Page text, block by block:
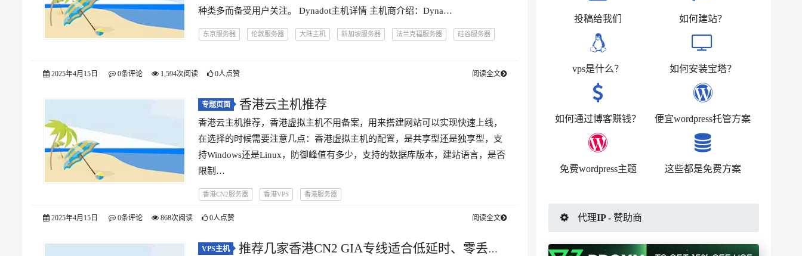
种类多而备受用户关注。 Dynadot主机详情 主机商介绍：Dyna…
东京服务器 伦敦服务器 大陆主机 新加坡服务器 法兰克福服务器 硅谷服务器
2025年4月15日 0条评论 1,594次阅读 0人点赞 阅读全文
专题页面 香港云主机推荐
香港云主机推荐，香港虚拟主机不用备案，用来搭建网站可以实现快速上线，
在选择的时候需要注意几点：香港虚拟主机的配置，是共享型还是独享型，支
持Windows还是Linux，防御峰值有多少，支持的数据库版本，建站语言，是否
限制…
香港CN2服务器 香港VPS 香港服务器
2025年4月15日 0条评论 868次阅读 0人点赞 阅读全文
VPS主机
推荐几家香港CN2 GIA专线适合低延时、零丢包
投稿给我们 如何建站？
vps是什么？ 如何安装宝塔？
如何通过博客赚钱？ 便宜wordpress托管方案
免费wordpress主题 这些都是免费方案
代理IP - 赞助商